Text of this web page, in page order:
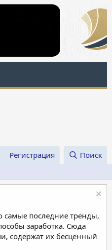
Регистрация Поиск
самые последние тренды,
заработка. Сюда
содержат их бесценный